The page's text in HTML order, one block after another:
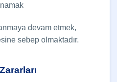
devam etmek,
sebep olmaktadır.